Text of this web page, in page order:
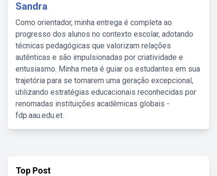
Sandra
Como orientador, minha entrega é completa ao
progresso dos alunos no contexto escolar, adotando
técnicas pedagógicas que valorizam relações
autênticas e são impulsionadas por criatividade e
entusiasmo. Minha meta é guiar os estudantes em sua
trajetória para se tornarem uma geração excepcional,
utilizando estratégias educacionais reconhecidas por
renomadas instituições acadêmicas globais -
fdp.aau.edu.et.
Top Post